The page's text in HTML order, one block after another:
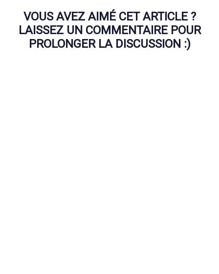
VOUS AVEZ AIMÉ CET ARTICLE ?
LAISSEZ UN COMMENTAIRE POUR
PROLONGER LA DISCUSSION :)